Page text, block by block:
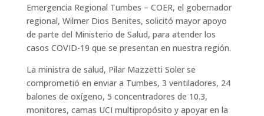
Emergencia Regional Tumbes – COER, el gobernador
regional, Wilmer Dios Benites, solicitó mayor apoyo
de parte del Ministerio de Salud, para atender los
casos COVID-19 que se presentan en nuestra región.
La ministra de salud, Pilar Mazzetti Soler se
comprometió en enviar a Tumbes, 3 ventiladores, 24
balones de oxígeno, 5 concentradores de 10.3,
monitores, camas UCI multipropósito y apoyar en la